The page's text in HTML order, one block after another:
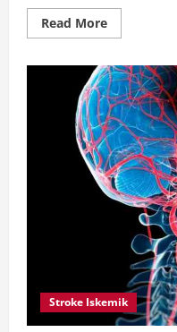
Read MoreRead
more
Memilih
Kursi
Refleksi
Elektrik
Terbaik
dan
Berkualitas
Stroke Iskemik